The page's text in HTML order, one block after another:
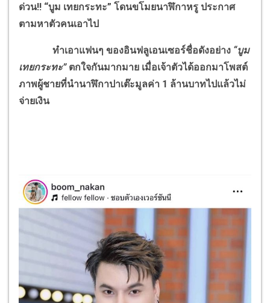
ด่วน!! “บูม เทยกระทะ” โดนขโมยนาฬิกาหรู ประกาศ
ตามหาตัวคนเอาไป
ทำเอาแฟนๆ ของอินฟลูเอนเซอร์ชื่อดังอย่าง “บูม
เทยกระทะ”ตกใจกันมากมาย เมื่อเจ้าตัวได้ออกมาโพสต์
ภาพผู้ชายที่นำนาฬิกาปาเต๊ะมูลค่า 1 ล้านบาทไปแล้วไม่
จ่ายเงิน